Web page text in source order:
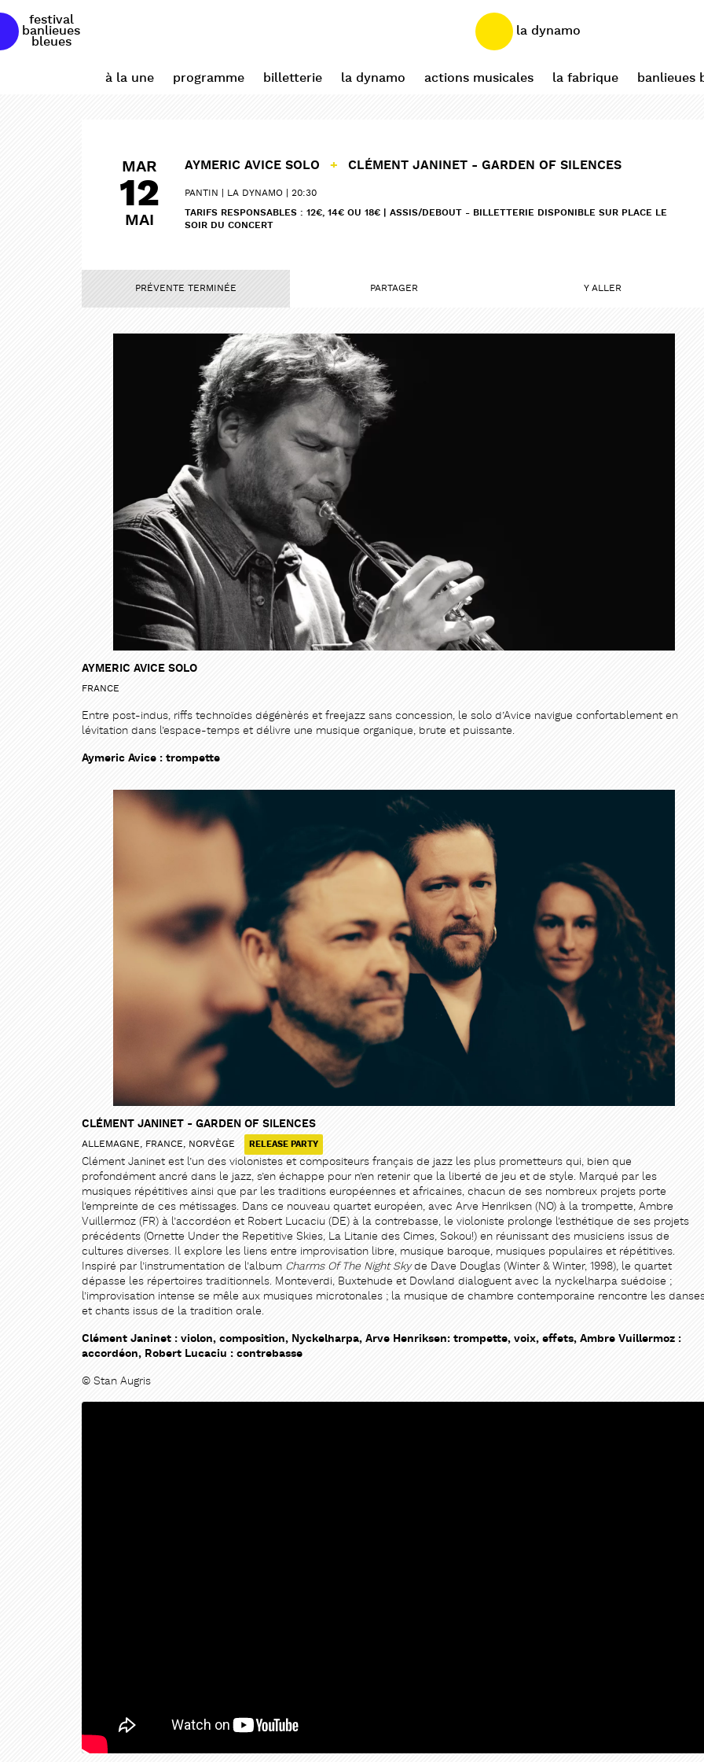
festival
banlieues
bleues
la dynamo
à la une programme billetterie la dynamo actions musicales la fabrique banlieues
MAR
12
MAI
AYMERIC AVICE SOLO + CLÉMENT JANINET - GARDEN OF SILENCES
PANTIN LA DYNAMO
20:30
TARIFS RESPONSABLES : 12€, 14€ OU 18€ | ASSIS/DEBOUT - BILLETTERIE DISPONIBLE SUR PLACE LE
SOIR DU CONCERT
PRÉVENTE TERMINÉE PARTAGER Y ALLER
AYMERIC AVICE SOLO
FRANCE
Entre post-indus, riffs technoïdes dégénèrés et freejazz sans concession, le solo d’Avice navigue confortablement en
lévitation dans l’espace-temps et délivre une musique organique, brute et puissante.
Aymeric Avice : trompette
CLÉMENT JANINET - GARDEN OF SILENCES
ALLEMAGNE, FRANCE, NORVÈGE RELEASE PARTY
Clément Janinet est l’un des violonistes et compositeurs français de jazz les plus prometteurs qui, bien que
profondément ancré dans le jazz, s’en échappe pour n’en retenir que la liberté de jeu et de style. Marqué par les
musiques répétitives ainsi que par les traditions européennes et africaines, chacun de ses nombreux projets porte
l’empreinte de ces métissages. Dans ce nouveau quartet européen, avec Arve Henriksen (NO) à la trompette, Ambre
Vuillermoz (FR) à l’accordéon et Robert Lucaciu (DE) à la contrebasse, le violoniste prolonge l’esthétique de ses projets
précédents (Ornette Under the Repetitive Skies, La Litanie des Cimes, Sokou!) en réunissant des musiciens issus de
cultures diverses. Il explore les liens entre improvisation libre, musique baroque, musiques populaires et répétitives.
Inspiré par l’instrumentation de l’album Charms Of The Night Skyde Dave Douglas (Winter & Winter, 1998), le quartet
dépasse les répertoires traditionnels. Monteverdi, Buxtehude et Dowland dialoguent avec la nyckelharpa suédoise ;
l’improvisation intense se mêle aux musiques microtonales ; la musique de chambre contemporaine rencontre les
et chants issus de la tradition orale.
Clément Janinet : violon, composition, Nyckelharpa, Arve Henriksen: trompette, voix, effets, Ambre Vuillermoz :
accordéon, Robert Lucaciu : contrebasse
© Stan Augris
PARTAGER
PARTAGER